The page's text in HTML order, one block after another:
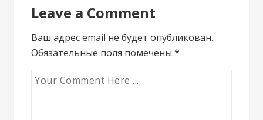
Leave a Comment
Ваш адрес email не будет опубликован.
Обязательные поля помечены*